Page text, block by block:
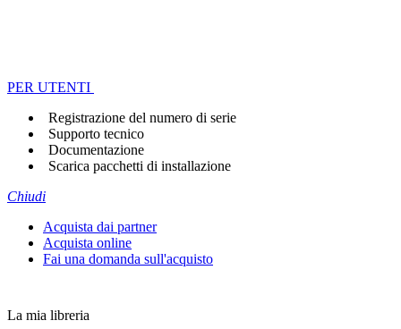
PER UTENTI
Registrazione del numero di serie
Supporto tecnico
Documentazione
Scarica pacchetti di installazione
Chiudi
Acquista dai partner
Acquista online
Fai una domanda sull'acquisto
La mia libreria